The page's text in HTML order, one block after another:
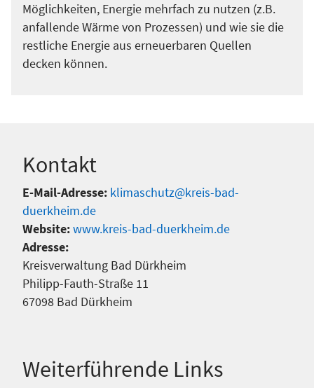
Möglichkeiten, Energie mehrfach zu nutzen (z.B.
anfallende Wärme von Prozessen) und wie sie die
restliche Energie aus erneuerbaren Quellen
decken können.
Kontakt
E-Mail-Adresse: klimaschutz@kreis-bad-
duerkheim.de
Website:www.kreis-bad-duerkheim.de
Adresse:
Kreisverwaltung Bad Dürkheim
Philipp-Fauth-Straße 11
67098 Bad Dürkheim
Weiterführende Links